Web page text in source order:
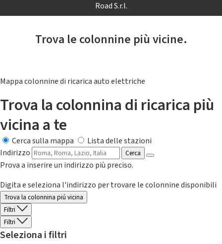
Road S.r.l.
Trova le colonnine più vicine.
Mappa colonnine di ricarica auto elettriche
Trova la colonnina di ricarica più
vicina a te
Cerca sulla mappa
Lista delle stazioni
Indirizzo
Cerca
Prova a inserire un indirizzo più preciso.
Digita e seleziona l'indirizzo per trovare le colonnine disponibili
Trova la colonnina piú vicina
Filtri
Filtri
Seleziona i filtri